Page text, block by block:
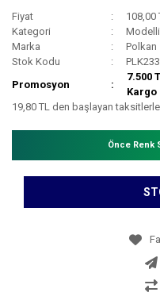
Fiyat
108,00
Kategori
Marka
Polkan
Stok Kodu
Promosyon
7.500
Kargo
19,80 TL den başlayan
Önce Renk